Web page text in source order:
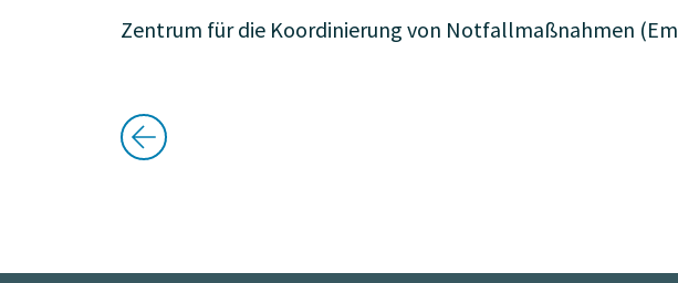
Zentrum für die Koordinierung von Notfallmaßnahmen